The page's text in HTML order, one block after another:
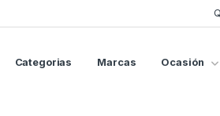
Categorias Marcas Ocasión